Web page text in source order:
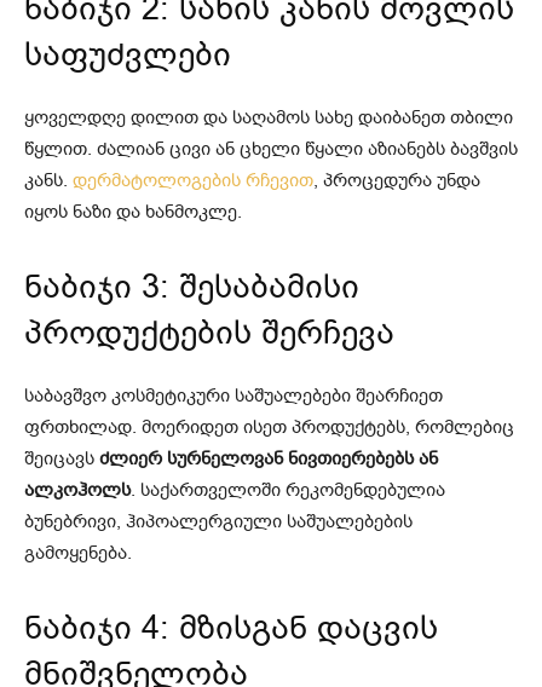
ნაბიჯი 2: სახის კანის მოვლის
საფუძვლები
ყოველდღე დილით და საღამოს სახე დაიბანეთ თბილი
წყლით. ძალიან ცივი ან ცხელი წყალი აზიანებს ბავშვის
კანს. დერმატოლოგების რჩევით, პროცედურა უნდა
იყოს ნაზი და ხანმოკლე.
ნაბიჯი 3: შესაბამისი
პროდუქტების შერჩევა
საბავშვო კოსმეტიკური საშუალებები შეარჩიეთ
ფრთხილად. მოერიდეთ ისეთ პროდუქტებს, რომლებიც
შეიცავს ძლიერ სურნელოვან ნივთიერებებს ან
ალკოჰოლს. საქართველოში რეკომენდებულია
ბუნებრივი, ჰიპოალერგიული საშუალებების
გამოყენება.
ნაბიჯი 4: მზისგან დაცვის
მნიშვნელობა